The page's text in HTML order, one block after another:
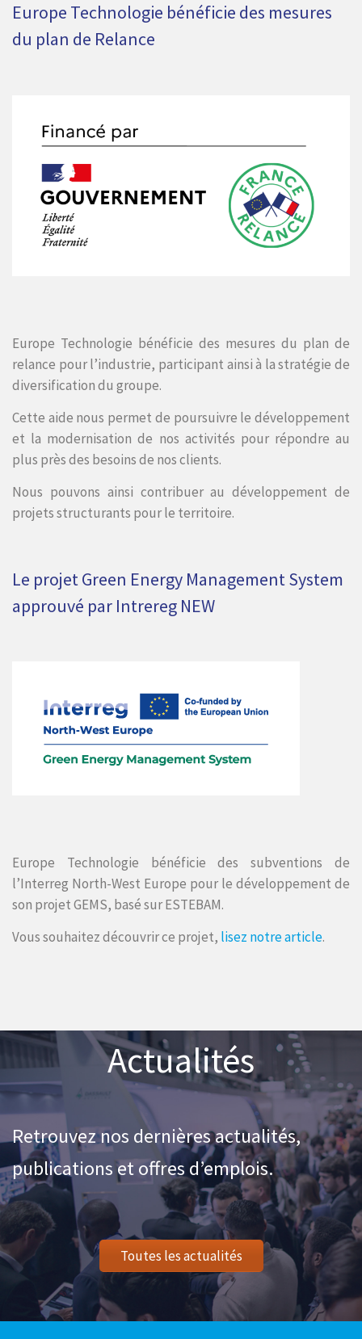
Europe Technologie bénéficie des mesures
du plan de Relance
Europe Technologie bénéficie des mesures du plan de
relance pour l’industrie, participant ainsi à la stratégie de
diversification du groupe.
Cette aide nous permet de poursuivre le développement
et la modernisation de nos activités pour répondre au
plus près des besoins de nos clients.
Nous pouvons ainsi contribuer au développement de
projets structurants pour le territoire.
Le projet Green Energy Management System
approuvé par Intrereg NEW
Europe Technologie bénéficie des subventions de
l’Interreg North-West Europe pour le développement de
son projet GEMS, basé sur ESTEBAM.
Vous souhaitez découvrir ce projet, lisez notre article.
Actualités
Retrouvez nos dernières actualités,
publications et offres d’emplois.
Toutes les actualités